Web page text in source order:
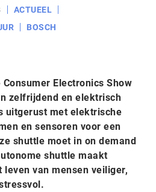
ACTUEEL
BOSCH
Electronics Show
zelfrijdend en elektrisch
uitgerust met elektrische
en sensoren voor een
shuttle moet in on demand
shuttle maakt
van mensen veiliger,